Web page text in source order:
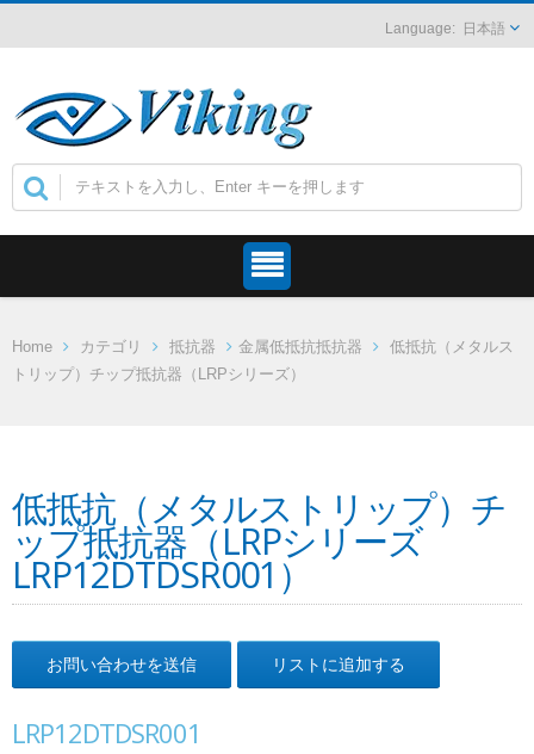
日本語
Home カテゴリ 抵抗器 金属低抵抗抵抗器
低抵抗（メタルス
トリップ）チップ抵抗器（LRPシリーズ）
低抵抗（メタルストリップ）チ
ップ抵抗器（LRPシリーズ
LRP12DTDSR001）
お問い合わせを送信 リストに追加する
LRP12DTDSR001